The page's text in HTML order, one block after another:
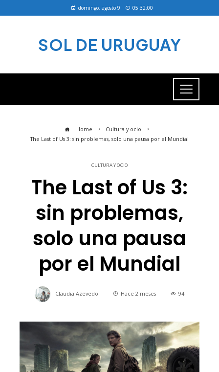
domingo, agosto 9 05:32:00
SOL DE URUGUAY
Home
Cultura y ocio
The Last of Us 3: sin problemas, solo una pausa por el Mundial
CULTURA Y OCIO
The Last of Us 3:
sin problemas,
solo una pausa
por el Mundial
Claudia Azevedo Hace 2 meses 94